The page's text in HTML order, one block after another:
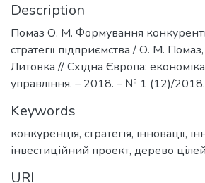
Description
Помаз О. М. Формування
стратегії підприємства / О. М.
Литовка // Східна Європа:
управління. – 2018. – № 1 (12)/
Keywords
конкуренція, стратегія, інновації,
інвестиційний проект, дерево цілей
URI